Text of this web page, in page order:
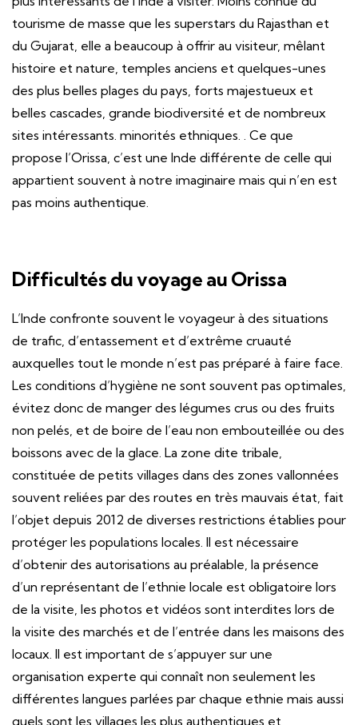
tourisme de masse que les superstars du Rajasthan et
du Gujarat, elle a beaucoup à offrir au visiteur, mêlant
histoire et nature, temples anciens et quelques-unes
des plus belles plages du pays, forts majestueux et
belles cascades, grande biodiversité et de nombreux
sites intéressants. minorités ethniques. . Ce que
propose l’Orissa, c’est une Inde différente de celle qui
appartient souvent à notre imaginaire mais qui n’en est
pas moins authentique.
Difficultés du voyage au Orissa
L’Inde confronte souvent le voyageur à des situations
de trafic, d’entassement et d’extrême cruauté
auxquelles tout le monde n’est pas préparé à faire face.
Les conditions d’hygiène ne sont souvent pas optimales,
évitez donc de manger des légumes crus ou des fruits
non pelés, et de boire de l’eau non embouteillée ou des
boissons avec de la glace. La zone dite tribale,
constituée de petits villages dans des zones vallonnées
souvent reliées par des routes en très mauvais état, fait
l’objet depuis 2012 de diverses restrictions établies pour
protéger les populations locales. Il est nécessaire
d’obtenir des autorisations au préalable, la présence
d’un représentant de l’ethnie locale est obligatoire lors
de la visite, les photos et vidéos sont interdites lors de
la visite des marchés et de l’entrée dans les maisons des
locaux. Il est important de s’appuyer sur une
organisation experte qui connaît non seulement les
différentes langues parlées par chaque ethnie mais aussi
quels sont les villages les plus authentiques et